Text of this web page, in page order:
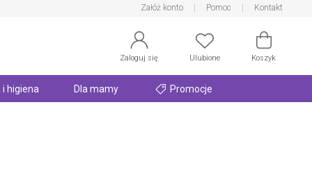
Załóż konto Pomoc Kontakt
Zaloguj się Ulubione Koszyk
i higiena Dla mamy Promocje